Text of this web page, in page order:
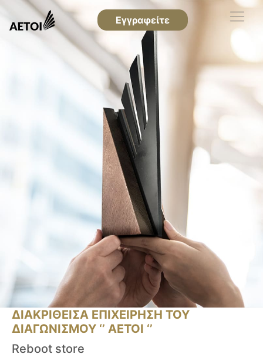
Εγγραφείτε
ΔΙΑΚΡΙΘΕΙΣΑ ΕΠΙΧΕΙΡΗΣΗ ΤΟΥ
ΔΙΑΓΩΝΙΣΜΟΥ ‘’ ΑΕΤΟΙ ‘’
Reboot store